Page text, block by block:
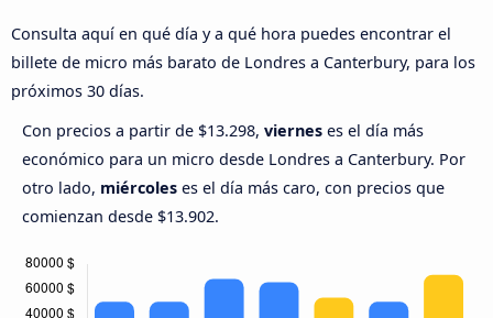
Consulta aquí en qué día y a qué hora puedes encontrar el
billete de micro más barato de Londres a Canterbury, para los
próximos 30 días.
Con precios a partir de $13.298, viernes es el día más
económico para un micro desde Londres a Canterbury. Por
otro lado, miércoles es el día más caro, con precios que
comienzan desde $13.902.